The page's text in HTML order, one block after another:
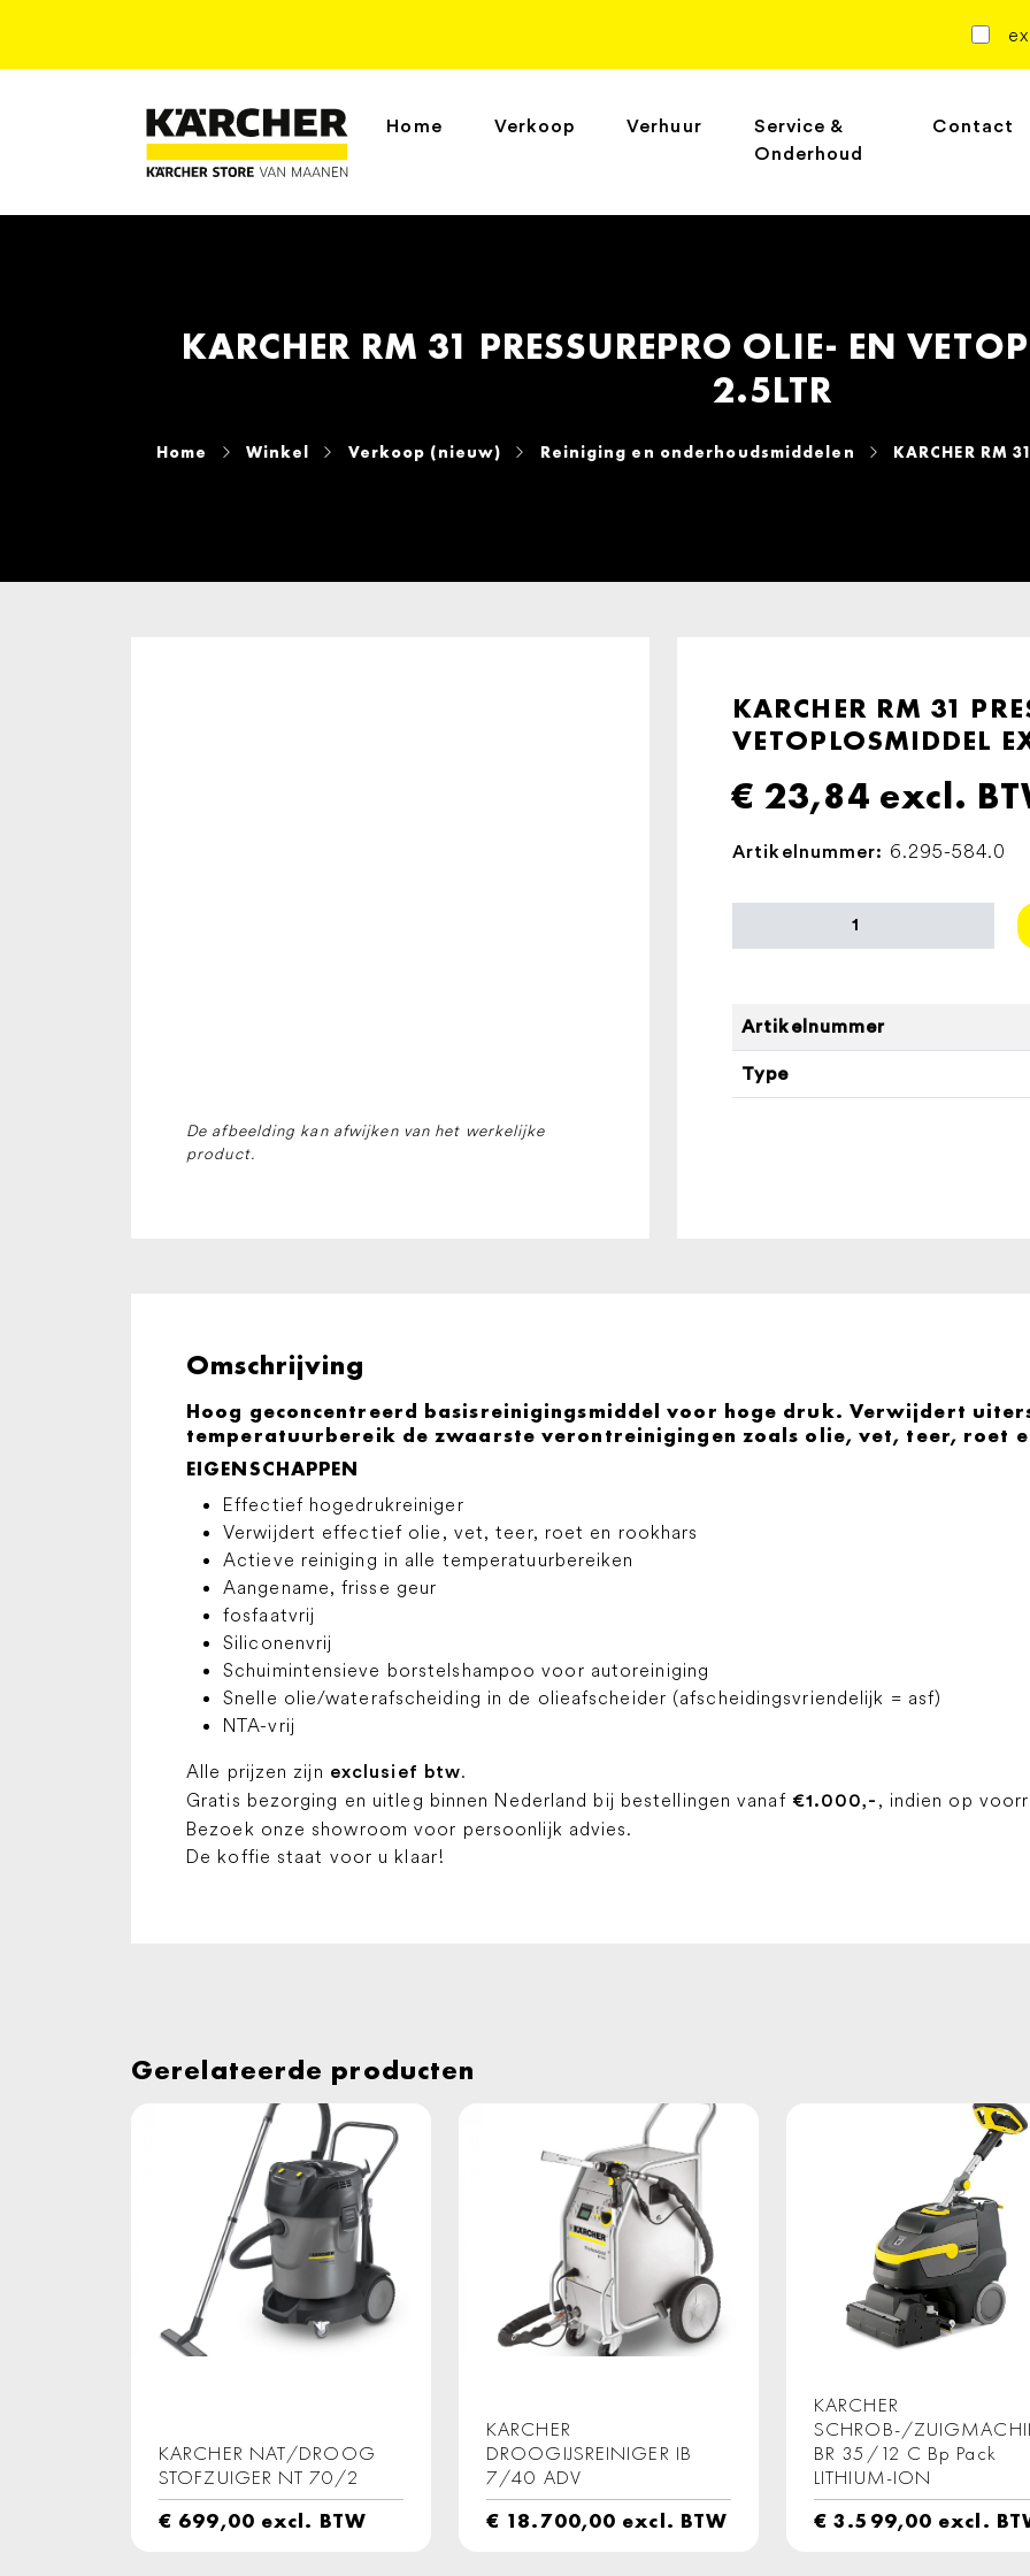
Home Verkoop Verhuur
Service &
Onderhoud
Contact
KARCHER RM 31 PRESSUREPRO OLIE- EN
2.5LTR
Home Winkel Verkoop (nieuw) Reiniging en onderhoudsmiddelen KARCHER RM
De afbeelding kan afwijken van het werkelijke
product.
KARCHER RM 31
VETOPLOSMIDDEL
€ 23,84 excl.
Artikelnummer: 6.295-584.0
OLIE-
EN
VETOPLOSMIDDEL
Artikelnummer
Type
Omschrijving
Hoog geconcentreerd basisreinigingsmiddel voor hoge druk. Verwijdert
temperatuurbereik de zwaarste verontreinigingen zoals olie, vet, teer, roet
EIGENSCHAPPEN
Effectief hogedrukreiniger
Verwijdert effectief olie, vet, teer, roet en rookhars
Actieve reiniging in alle temperatuurbereiken
Aangename, frisse geur
fosfaatvrij
Siliconenvrij
Schuimintensieve borstelshampoo voor autoreiniging
Snelle olie/waterafscheiding in de olieafscheider (afscheidingsvriendelijk = asf)
NTA-vrij
Alle prijzen zijn exclusief btw.
Gratis bezorging en uitleg binnen Nederland bij bestellingen vanaf €1.000,- , indien op
Bezoek onze showroom voor persoonlijk advies.
De koffie staat voor u klaar!
Gerelateerde producten
KARCHER NAT/DROOG
STOFZUIGER NT 70/2
€ 699,00 excl. BTW
KARCHER
DROOGIJSREINIGER IB
7/40 ADV
€ 18.700,00 excl. BTW
KARCHER
SCHROB-/
BR 35/12 C Bp Pack
LITHIUM-ION
€ 3.599,00 excl.